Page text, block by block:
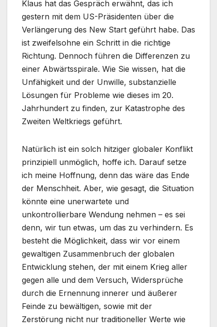
Klaus hat das Gespräch erwähnt, das ich
gestern mit dem US-Präsidenten über die
Verlängerung des New Start geführt habe. Das
ist zweifelsohne ein Schritt in die richtige
Richtung. Dennoch führen die Differenzen zu
einer Abwärtsspirale. Wie Sie wissen, hat die
Unfähigkeit und der Unwille, substanzielle
Lösungen für Probleme wie dieses im 20.
Jahrhundert zu finden, zur Katastrophe des
Zweiten Weltkriegs geführt.
Natürlich ist ein solch hitziger globaler Konflikt
prinzipiell unmöglich, hoffe ich. Darauf setze
ich meine Hoffnung, denn das wäre das Ende
der Menschheit. Aber, wie gesagt, die Situation
könnte eine unerwartete und
unkontrollierbare Wendung nehmen – es sei
denn, wir tun etwas, um das zu verhindern. Es
besteht die Möglichkeit, dass wir vor einem
gewaltigen Zusammenbruch der globalen
Entwicklung stehen, der mit einem Krieg aller
gegen alle und dem Versuch, Widersprüche
durch die Ernennung innerer und äußerer
Feinde zu bewältigen, sowie mit der
Zerstörung nicht nur traditioneller Werte wie